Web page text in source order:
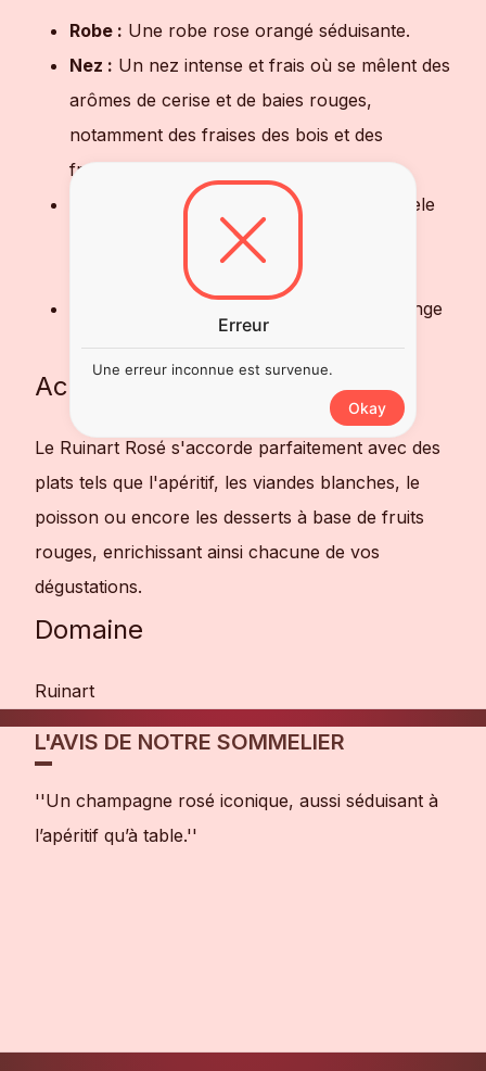
Robe : Une robe rose orangé séduisante.
Nez : Un nez intense et frais où se mêlent des
arômes de cerise et de baies rouges,
notamment des fraises des bois et des
framboises.
Équilibrée et fraîche, elle se révèle
souple, ronde et soyeuse, avec des notes
fruitées et gourmandes.
Une finale harmonieuse qui prolonge
le plaisir.
Accords Mets et Vins
Le Ruinart Rosé s'accorde parfaitement avec des
plats tels que l'apéritif, les viandes blanches, le
poisson ou encore les desserts à base de fruits
rouges, enrichissant ainsi chacune de vos
dégustations.
Domaine
Ruinart
L'AVIS DE NOTRE SOMMELIER
''Un champagne rosé iconique, aussi séduisant à
l’apéritif qu’à table.''
Erreur
Une erreur inconnue est survenue.
Okay